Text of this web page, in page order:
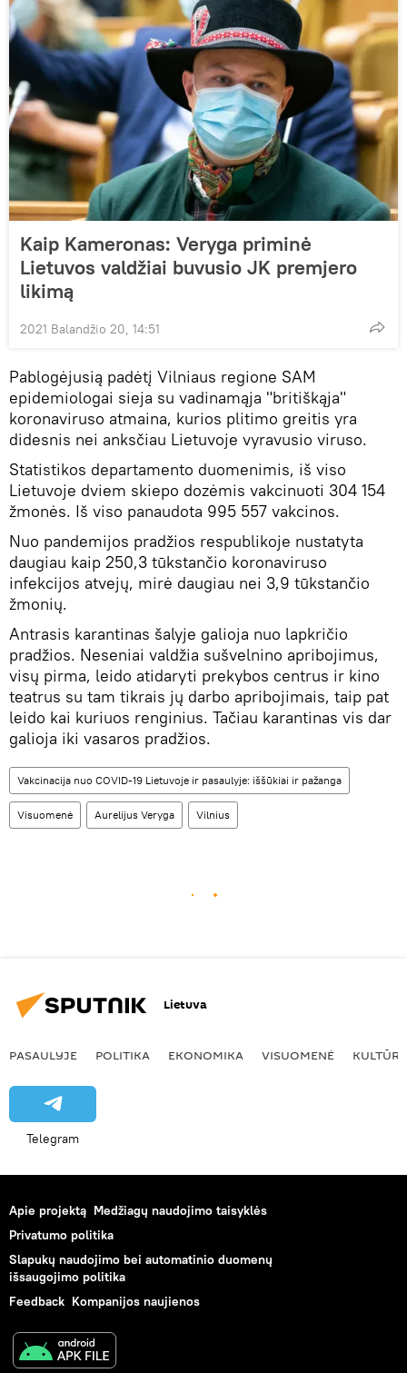
Kaip Kameronas: Veryga priminė
Lietuvos valdžiai buvusio JK premjero
likimą
2021 Balandžio 20, 14:51
Pablogėjusią padėtį Vilniaus regione SAM
epidemiologai sieja su vadinamąja "britiškąja"
koronaviruso atmaina, kurios plitimo greitis yra
didesnis nei anksčiau Lietuvoje vyravusio viruso.
Statistikos departamento duomenimis, iš viso
Lietuvoje dviem skiepo dozėmis vakcinuoti 304 154
žmonės. Iš viso panaudota 995 557 vakcinos.
Nuo pandemijos pradžios respublikoje nustatyta
daugiau kaip 250,3 tūkstančio koronaviruso
infekcijos atvejų, mirė daugiau nei 3,9 tūkstančio
žmonių.
Antrasis karantinas šalyje galioja nuo lapkričio
pradžios. Neseniai valdžia sušvelnino apribojimus,
visų pirma, leido atidaryti prekybos centrus ir kino
teatrus su tam tikrais jų darbo apribojimais, taip pat
leido kai kuriuos renginius. Tačiau karantinas vis dar
galioja iki vasaros pradžios.
Vakcinacija nuo COVID-19 Lietuvoje ir pasaulyje: iššūkiai ir pažanga
Visuomenė Aurelijus Veryga Vilnius
Lietuva
PASAULYJE POLITIKA EKONOMIKA VISUOMENĖ KULTŪRA
Telegram
Apie projektą Medžiagų naudojimo taisyklės
Privatumo politika
Slapukų naudojimo bei automatinio duomenų
išsaugojimo politika
Feedback Kompanijos naujienos